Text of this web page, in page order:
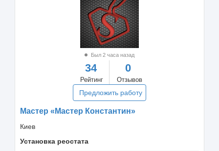
Был 2 часа назад
34
Рейтинг
0
Отзывов
Предложить работу
Мастер «Мастер Константин»
Киев
Установка реостата